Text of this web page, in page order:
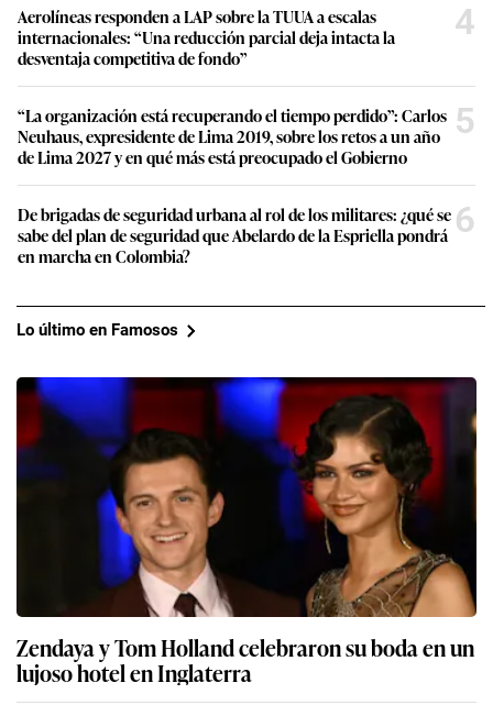
Aerolíneas responden a LAP sobre la TUUA a escalas
internacionales: “Una reducción parcial deja intacta la
desventaja competitiva de fondo”
4
“La organización está recuperando el tiempo perdido”: Carlos
Neuhaus, expresidente de Lima 2019, sobre los retos a un año
de Lima 2027 y en qué más está preocupado el Gobierno
5
De brigadas de seguridad urbana al rol de los militares: ¿qué se
sabe del plan de seguridad que Abelardo de la Espriella pondrá
en marcha en Colombia?
6
Lo último en Famosos
Zendaya y Tom Holland celebraron su boda en un
lujoso hotel en Inglaterra